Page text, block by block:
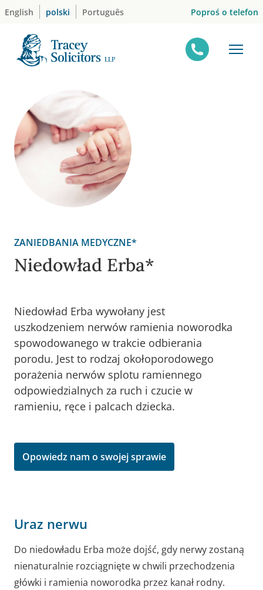
Skip
content
English polski Português Poproś o telefon
ZANIEDBANIA MEDYCZNE*
Niedowład Erba*
Niedowład Erba wywołany jest
uszkodzeniem nerwów ramienia noworodka
spowodowanego w trakcie odbierania
porodu. Jest to rodzaj okołoporodowego
porażenia nerwów splotu ramiennego
odpowiedzialnych za ruch i czucie w
ramieniu, ręce i palcach dziecka.
Opowiedz nam o swojej sprawie
Uraz nerwu
Do niedowładu Erba może dojść, gdy nerwy zostaną
nienaturalnie rozciągnięte w chwili przechodzenia
główki i ramienia noworodka przez kanał rodny.